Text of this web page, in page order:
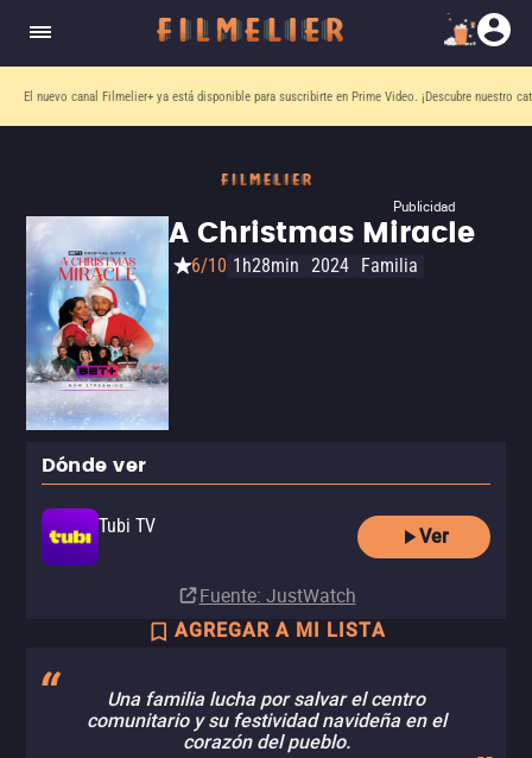
El nuevo canal Filmelier+ ya está disponible para suscribirte en Prime Video. ¡Descubre nuestro
Publicidad
A Christmas Miracle
6/10 1h28min 2024 Familia
Dónde ver
Tubi TV Ver
Fuente: JustWatch
AGREGAR A MI LISTA
Una familia lucha por salvar el centro
comunitario y su festividad navideña en el
corazón del pueblo.